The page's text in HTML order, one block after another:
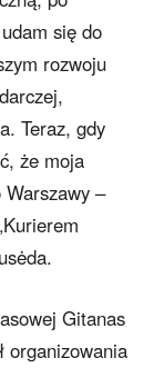
się do
rozwoju
Teraz, gdy
że moja
–
Gitanas
organizowania